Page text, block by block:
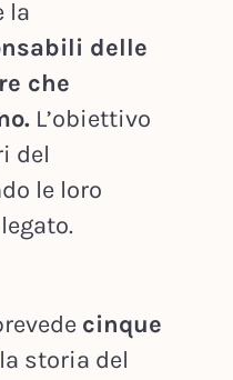
la
delle
che
L’obiettivo
del
le loro
cinque
storia del